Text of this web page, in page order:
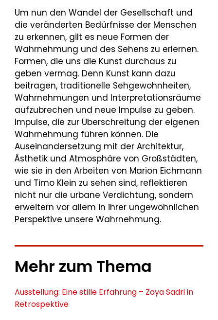
Um nun den Wandel der Gesellschaft und
die veränderten Bedürfnisse der Menschen
zu erkennen, gilt es neue Formen der
Wahrnehmung und des Sehens zu erlernen.
Formen, die uns die Kunst durchaus zu
geben vermag. Denn Kunst kann dazu
beitragen, traditionelle Sehgewohnheiten,
Wahrnehmungen und Interpretationsräume
aufzubrechen und neue Impulse zu geben.
Impulse, die zur Überschreitung der eigenen
Wahrnehmung führen können. Die
Auseinandersetzung mit der Architektur,
Ästhetik und Atmosphäre von Großstädten,
wie sie in den Arbeiten von Marion Eichmann
und Timo Klein zu sehen sind, reflektieren
nicht nur die urbane Verdichtung, sondern
erweitern vor allem in ihrer ungewöhnlichen
Perspektive unsere Wahrnehmung.
Mehr zum Thema
Ausstellung: Eine stille Erfahrung – Zoya Sadri in
Retrospektive